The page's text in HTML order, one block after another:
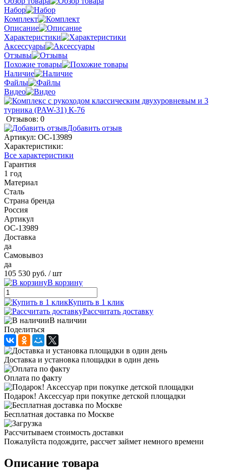
Набор
Комплект
Описание
Характеристики
Аксессуары
Отзывы
Похожие товары
Наличие
Файлы
Видео
Отзывов: 0
Добавить отзыв
Артикул: ОС-13989
Характеристики:
Все характеристики
Гарантия
1 год
Материал
Сталь
Страна бренда
Россия
Артикул
ОС-13989
Доставка
да
Самовывоз
да
105 530 руб. / шт
В корзину
Купить в 1 клик
Рассчитать доставку
В наличии
Поделиться
Доставка и установка площадки в один день
Оплата по факту
Подарок! Аксессуар при покупке детской площадки
Бесплатная доставка по Москве
Рассчитываем стоимость доставки
Пожалуйста подождите, рассчет займет немного времени
Описание товара